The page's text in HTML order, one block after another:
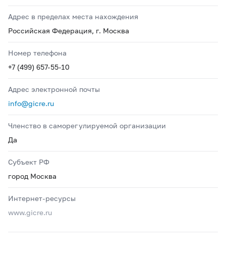
Адрес в пределах места нахождения
Российская Федерация, г. Москва
Номер телефона
+7 (499) 657-55-10
Адрес электронной почты
info@gicre.ru
Членство в саморегулируемой организации
Да
Субъект РФ
город Москва
Интернет-ресурсы
www.gicre.ru